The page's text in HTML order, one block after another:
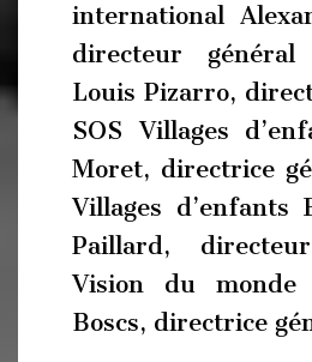
international
directeur
Louis Pizarro,
SOS Villages
Moret, directrice
Villages d’enfants
Paillard,
Vision du monde
Boscs, directrice